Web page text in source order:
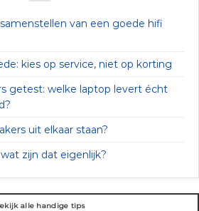
van een goede hifi
kies op service, niet op korting
getest: welke laptop levert écht
uit elkaar staan?
zijn dat eigenlijk?
alle handige tips